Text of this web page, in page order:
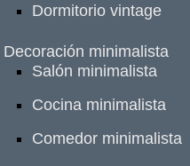
Dormitorio vintage
Decoración minimalista
Salón minimalista
Cocina minimalista
Comedor minimalista